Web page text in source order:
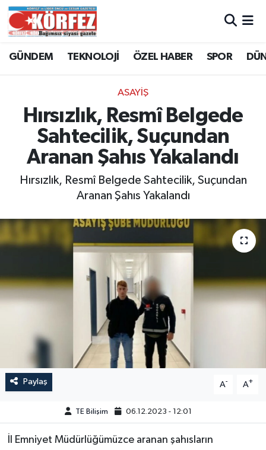
GÜNDEM TEKNOLOJİ ÖZEL HABER SPOR
ASAYİŞ
Hırsızlık, Resmî Belgede
Sahtecilik, Suçundan
Aranan Şahıs Yakalandı
Hırsızlık, Resmî Belgede Sahtecilik, Suçundan
Aranan Şahıs Yakalandı
Paylaş A- A+
TE Bilişim 06.12.2023 - 12:01
İl Emniyet Müdürlüğümüzce aranan şahısların
Trafik Durumu
Süper Lig Puan Durumu ve Fikstür
Tüm Manşetler
Son Dakika Haberleri
Haber Arşivi